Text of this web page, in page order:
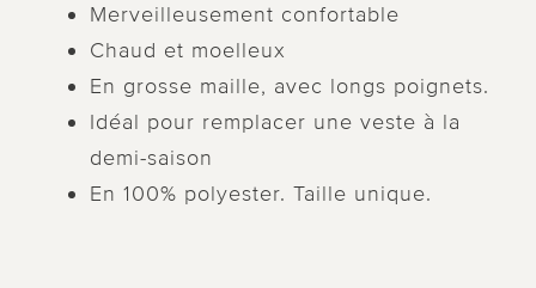
Merveilleusement confortable
Chaud et moelleux
En grosse maille, avec longs poignets.
Idéal pour remplacer une veste à la
demi-saison
En 100% polyester. Taille unique.